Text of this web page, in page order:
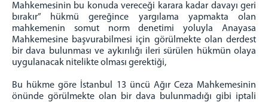
Mahkemesinin bu konuda vereceği karara kadar davayı geri
bırakır” hükmü gereğince yargılama yapmakta olan
mahkemenin somut norm denetimi yoluyla Anayasa
Mahkemesine başvurabilmesi için görülmekte olan derdest
bir dava bulunması ve aykırılığı ileri sürülen hükmün olaya
uygulanacak nitelikte olması gerektiği,
Bu hükme göre İstanbul 13 üncü Ağır Ceza Mahkemesinin
önünde görülmekte olan bir dava bulunmadığı gibi iptali